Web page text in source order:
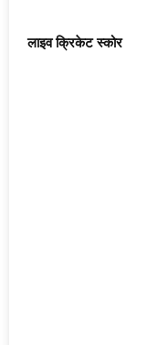
लाइव क्रिकेट स्कोर